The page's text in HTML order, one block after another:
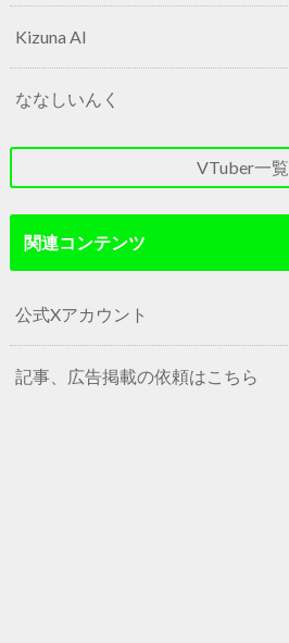
Kizuna AI
ななしいんく
VTuber一覧
関連コンテンツ
公式Xアカウント
記事、広告掲載の依頼はこちら